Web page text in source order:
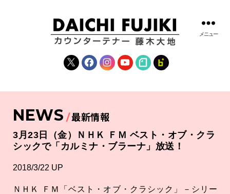
木
大
|
WEBSITE
X FacebookInstagramYouTube
note fanclub
メニュー
NEWS 最新情報
3月23日（金）ＮＨＫ ＦＭ ベスト・オブ・クラ
シックで「カルミナ・ブラーナ」放送！
2018/3/22 UP
ＮＨＫ ＦＭ「ベスト・オブ・クラシック」－シリー